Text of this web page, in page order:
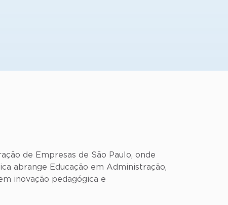
de Empresas de São Paulo, onde
abrange Educação em Administração,
inovação pedagógica e